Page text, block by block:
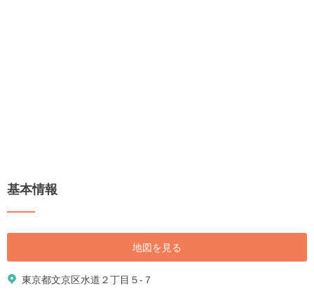
基本情報
地図を見る
東京都文京区水道２丁目５-７